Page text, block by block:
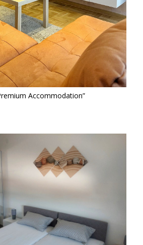
Accommodation”